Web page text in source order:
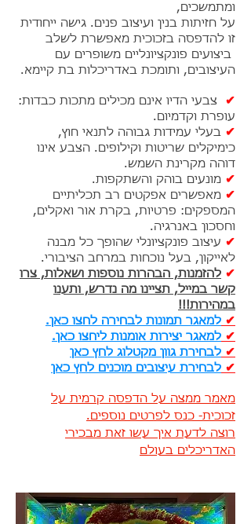
ומתמשכים,
על חזיתות בנין ועיצוב פנים. גישה ייחודית
זו להדפסה בזכוכית מאפשרת לשלב
ביצועים פונקציונליים משופרים עם
העיצובים, ותומכת באדריכלות בת קיימא.
✔
צבעי הדיו אינם מכילים מתכות כבדות:
עופרת וקדמיום.
✔ בעלי עמידות גבוהה לתנאי חוץ,
כימיקלים שריטות וקילופים. הצבע אינו
דוהה מקרינת השמש.
✔ מונעים בוהק והשתקפות.
✔ מאפשרים אפקטים רב תכליתיים
המספקים: פרטיות, בקרת אור ואקלים,
וחסכון באנרגיה.
✔ עיצוב פונקציונלי שהופך כל מבנה
לאייקון, בעל נוכחות במרחב הציבורי.
✔ להזמנות, הבהרות נוספות ושאלות, צרו
קשר במייל, תציינו מה נדרש, ותענו
במהירות!!!
✔ למאגר תמונות לבחירה לחצו כאן.
✔ למאגר יצירות אומנות ליחצו כאן.
✔ לבחירת גוון מקטלוג לחץ כאן
✔ לבחירת עיצובים מוכנים לחץ כאן
מאמר ממצה על הדפסה קרמית על
זכוכית- כנס לפרטים נוספים.
רוצה לדעת איך עשו זאת מבכירי
האדריכלים בעולם